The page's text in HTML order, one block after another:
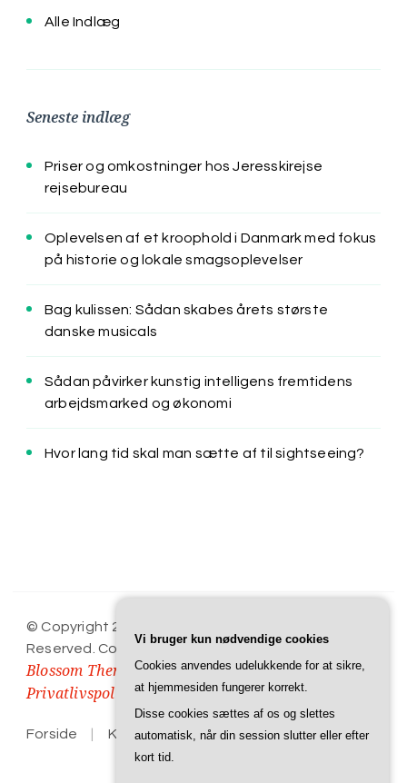
Alle Indlæg
Seneste indlæg
Priser og omkostninger hos Jeresskirejse
rejsebureau
Oplevelsen af et kroophold i Danmark med fokus
på historie og lokale smagsoplevelser
Bag kulissen: Sådan skabes årets største
danske musicals
Sådan påvirker kunstig intelligens fremtidens
arbejdsmarked og økonomi
Hvor lang tid skal man sætte af til sightseeing?
© Copyright 2026
Reserved. Cookery Lite | Developed By
Blossom Themes. Powered byWordPress .
Privatlivspolitik
Forside Kontakt Privatlivspolitik
Vi bruger kun nødvendige cookies
Cookies anvendes udelukkende for at sikre,
at hjemmesiden fungerer korrekt.
Disse cookies sættes af os og slettes
automatisk, når din session slutter eller efter
kort tid.